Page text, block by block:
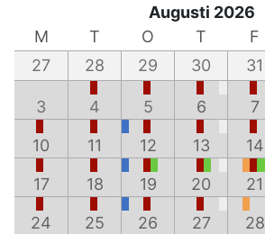
Augusti 2026
M
T O T F
27
28 29 30 31
3 4 5 6 7
10 11 12 13 14
17 18 19 20 21
24 25 26 27 28